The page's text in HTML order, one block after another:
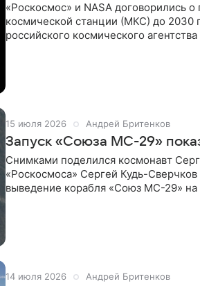
«Роскосмос» и NASA договорились
космической станции (МКС) до 2030
российского космического
15 июля 2026 Андрей Бритенков
Запуск «Союза МС-29»
Снимками поделился космонавт
«Роскосмоса» Сергей Кудь-
выведение корабля «Союз МС-29»
14 июля 2026 Андрей Бритенков